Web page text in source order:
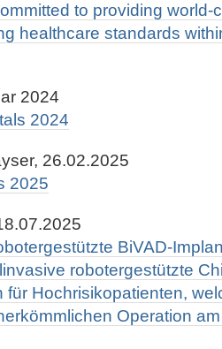
to providing world-
healthcare standards
2024
2024
26.02.2025
2025
BiVAD-
robotergestützte
für Hochrisikopatienten,
Operation